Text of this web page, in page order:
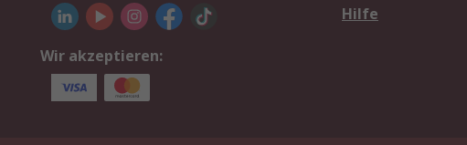
Wir akzeptieren:
Hilfe